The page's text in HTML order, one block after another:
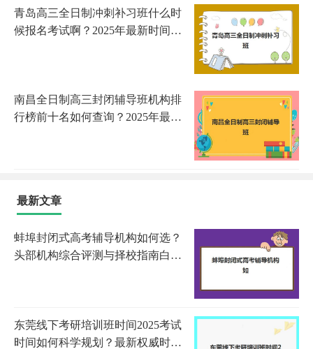
青岛高三全日制冲刺补习班什么时
候报名考试啊？2025年最新时间
南昌全日制高三封闭辅导班机构排
行榜前十名如何查询？2025年最新
最新文章
蚌埠封闭式高考辅导机构如何选？
头部机构综合评测与择校指南白皮
东莞线下考研培训班时间2025考试
时间如何科学规划？最新权威时间